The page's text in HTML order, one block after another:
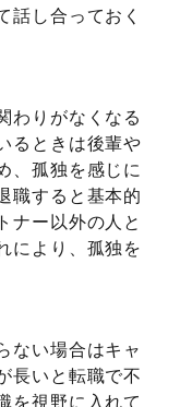
話し合っておく
わりがなくなる
るときは後輩や
、孤独を感じに
職すると基本的
ナー以外の人と
により、孤独を
ない場合はキャ
長いと転職で不
を視野に入れて